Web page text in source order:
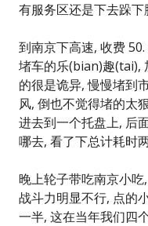
有服务区还是下去跺
到南京下高速, 收费
堵车的乐(bian)趣(tai),
的很是诡异, 慢慢堵到
风, 倒也不觉得堵的太
进去到一个托盘上, 后
哪去, 看了下总计耗时
晚上轮子带吃南京小
战斗力明显不行, 点的
一半, 这在当年我们四